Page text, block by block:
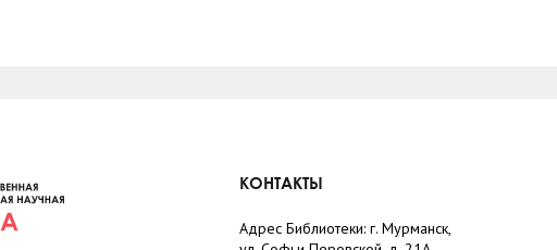
КОНТАКТЫ
Адрес Библиотеки: г. Мурманск,